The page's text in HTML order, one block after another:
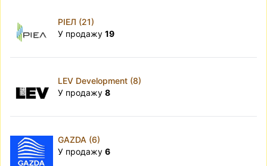
РІЕЛ (21)
У продажу 19
LEV Development (8)
У продажу 8
GAZDA (6)
У продажу 6